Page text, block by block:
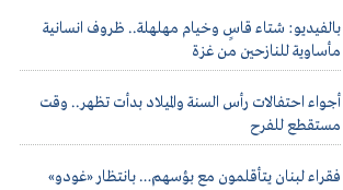
بالفيديو: شتاء قاسٍ وخيام مهلهلة.. ظروف انسانية
مأساوية للنازحين من غزة
أجواء احتفالات رأس السنة والميلاد بدأت تظهر.. وقت
مستقطع للفرح
فقراء لبنان يتأقلمون مع بؤسهم… بانتظار «غودو»